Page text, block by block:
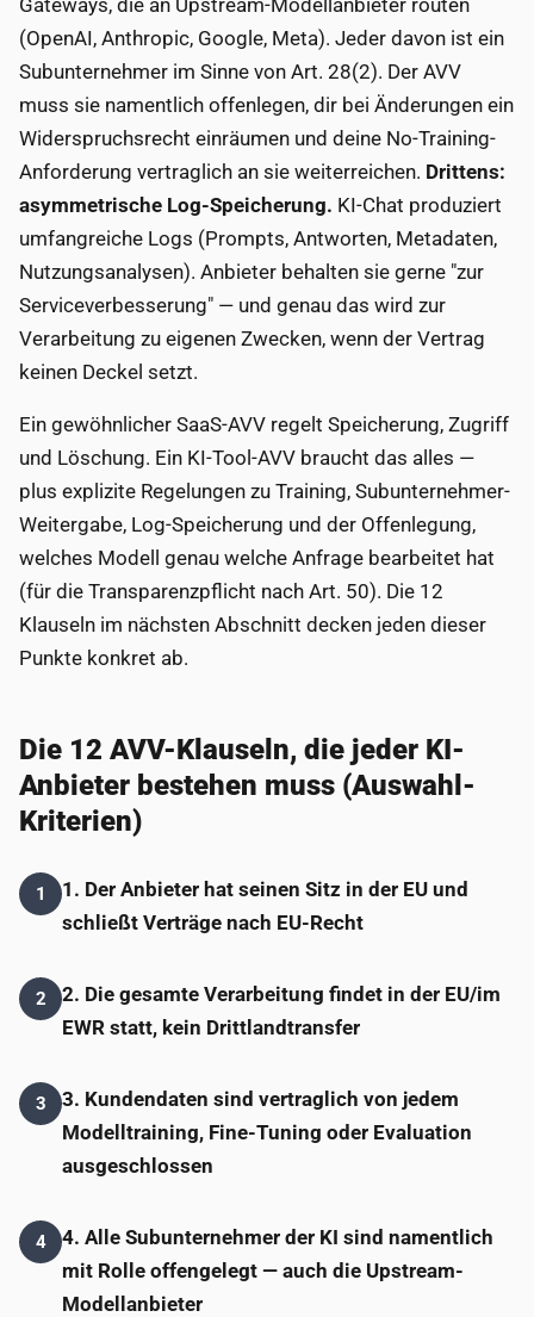
Gateways, die an Upstream-Modellanbieter routen
(OpenAI, Anthropic, Google, Meta). Jeder davon ist ein
Subunternehmer im Sinne von Art. 28(2). Der AVV
muss sie namentlich offenlegen, dir bei Änderungen ein
Widerspruchsrecht einräumen und deine No-Training-
Anforderung vertraglich an sie weiterreichen. Drittens:
asymmetrische Log-Speicherung. KI-Chat produziert
umfangreiche Logs (Prompts, Antworten, Metadaten,
Nutzungsanalysen). Anbieter behalten sie gerne "zur
Serviceverbesserung" — und genau das wird zur
Verarbeitung zu eigenen Zwecken, wenn der Vertrag
keinen Deckel setzt.
Ein gewöhnlicher SaaS-AVV regelt Speicherung, Zugriff
und Löschung. Ein KI-Tool-AVV braucht das alles —
plus explizite Regelungen zu Training, Subunternehmer-
Weitergabe, Log-Speicherung und der Offenlegung,
welches Modell genau welche Anfrage bearbeitet hat
(für die Transparenzpflicht nach Art. 50). Die 12
Klauseln im nächsten Abschnitt decken jeden dieser
Punkte konkret ab.
Die 12 AVV-Klauseln, die jeder KI-
Anbieter bestehen muss (Auswahl-
Kriterien)
1
1. Der Anbieter hat seinen Sitz in der EU und
schließt Verträge nach EU-Recht
2
2. Die gesamte Verarbeitung findet in der EU/im
EWR statt, kein Drittlandtransfer
3
3. Kundendaten sind vertraglich von jedem
Modelltraining, Fine-Tuning oder Evaluation
ausgeschlossen
4
4. Alle Subunternehmer der KI sind namentlich
mit Rolle offengelegt — auch die Upstream-
Modellanbieter